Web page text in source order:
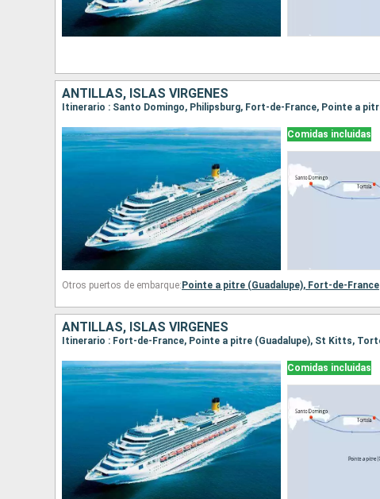
ANTILLAS, ISLAS VÍRGENES
Comidas incluidas
Otros puertos de embarque: Pointe a pitre (Guadalupe), Fort-de-France
ANTILLAS, ISLAS VÍRGENES
Comidas incluidas